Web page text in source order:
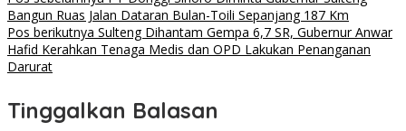
Bangun Ruas Jalan Dataran Bulan-Toili Sepanjang 187 Km
Pos berikutnya Sulteng Dihantam Gempa 6,7 SR, Gubernur Anwar
Hafid Kerahkan Tenaga Medis dan OPD Lakukan Penanganan
Darurat
Tinggalkan Balasan